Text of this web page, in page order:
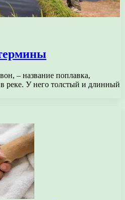
– название поплавка,
реке. У него толстый и длинный